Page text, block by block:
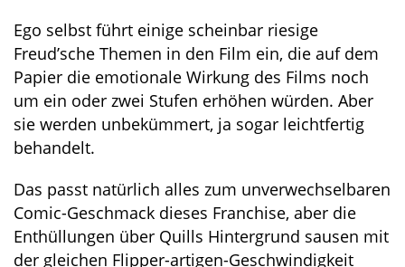
Ego selbst führt einige scheinbar riesige
Freud’sche Themen in den Film ein, die auf dem
Papier die emotionale Wirkung des Films noch
um ein oder zwei Stufen erhöhen würden. Aber
sie werden unbekümmert, ja sogar leichtfertig
behandelt.
Das passt natürlich alles zum unverwechselbaren
Comic-Geschmack dieses Franchise, aber die
Enthüllungen über Quills Hintergrund sausen mit
der gleichen Flipper-artigen-Geschwindigkeit